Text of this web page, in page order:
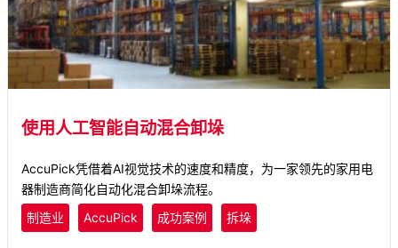
使用人工智能自动混合卸垛
AccuPick凭借着AI视觉技术的速度和精度，为一家领先的家用电
器制造商简化自动化混合卸垛流程。
制造业
AccuPick 成功案例 拆垛